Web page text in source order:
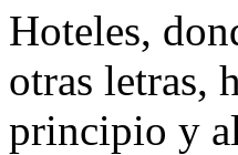
Hoteles,
otras letras,
principio y